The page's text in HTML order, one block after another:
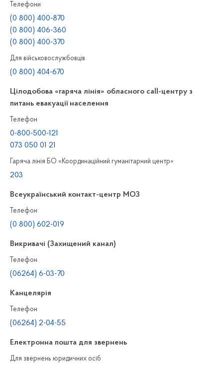
Телефони
(0 800) 400-870
(0 800) 406-360
(0 800) 400-370
Для військовослужбовців
(0 800) 404-670
Цілодобова «гаряча лінія» обласного call-центру з
питань евакуації населення
Телефон
0-800-500-121
073 050 01 21
Гаряча лінія БО «Координаційний гуманітарний центр»
203
Всеукраїнський контакт-центр МОЗ
Телефон
(0 800) 602-019
Викривачі (Захищений канал)
Телефон
(06264) 6-03-70
Канцелярiя
Телефон
(06264) 2-04-55
Електронна пошта для звернень
Для звернень юридичних осiб